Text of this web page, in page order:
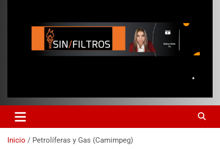
Inicio Petrolíferas y Gas (Camimpeg)